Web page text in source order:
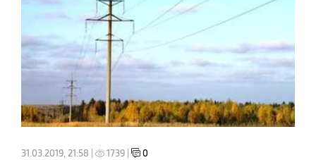
31.03.2019, 21:58 | 1739 | 0